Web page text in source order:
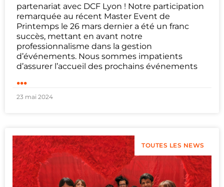
partenariat avec DCF Lyon ! Notre participation
remarquée au récent Master Event de
Printemps le 26 mars dernier a été un franc
succès, mettant en avant notre
professionnalisme dans la gestion
d’événements. Nous sommes impatients
d’assurer l’accueil des prochains événements
...
23 mai 2024
TOUTES LES NEWS